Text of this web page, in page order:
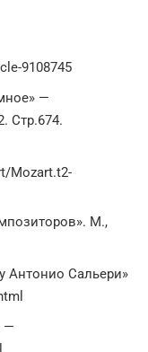
9108745
—
Стр.674.
Mozart.t2-
М.,
Антонио Сальери»
—